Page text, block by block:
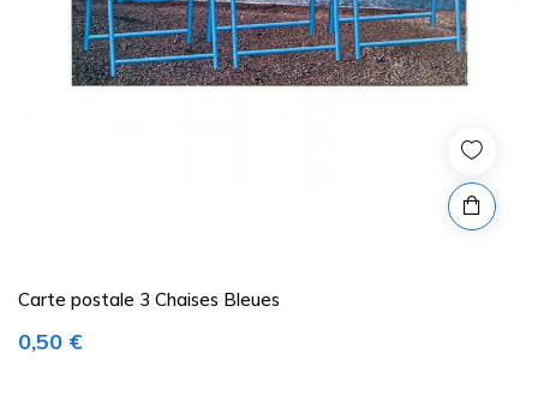
Carte postale 3 Chaises Bleues
Prix
0,50 €